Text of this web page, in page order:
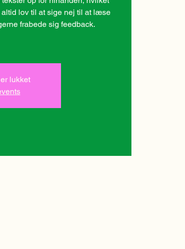
altid lov til at sige nej til at læse
frabede sig feedback.
lukket